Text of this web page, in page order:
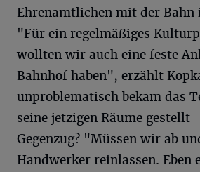
Ehrenamtlichen mit der Bahn
"Für ein regelmäßiges
wollten wir auch eine feste
Bahnhof haben", erzählt
unproblematisch bekam das
seine jetzigen Räume gestellt
Gegenzug? "Müssen wir ab
Handwerker reinlassen. Eben